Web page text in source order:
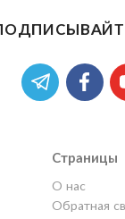
Страницы
О нас
Обратная